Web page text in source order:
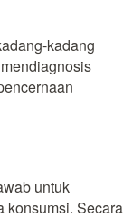
kadang
untuk
konsumsi. Secara